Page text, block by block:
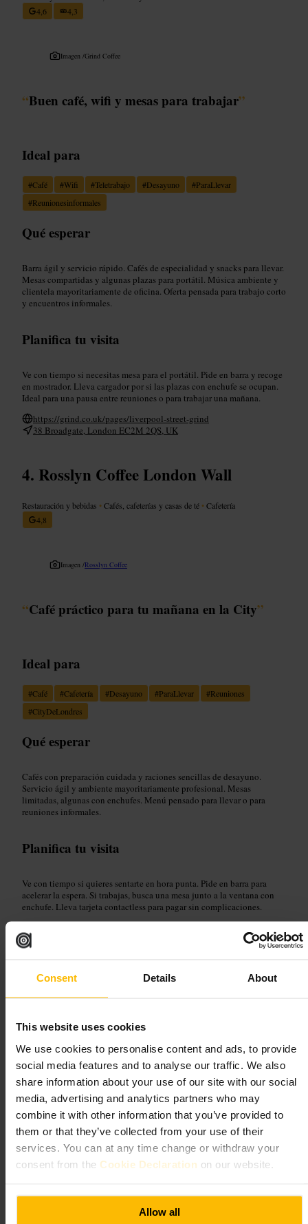
Consent Details About
This website uses cookies
We use cookies to personalise content and ads, to provide
social media features and to analyse our traffic. We also
share information about your use of our site with our social
media, advertising and analytics partners who may
combine it with other information that you’ve provided to
them or that they’ve collected from your use of their
services. You can at any time change or withdraw your
consent from the Cookie Declaration on our website.
Allow all
4,6
4,3
Imagen /Grind Coffee
“Buen café, wifi y mesas para trabajar”
Ideal para
#Café #Wifi #Teletrabajo #Desayuno #ParaLlevar
#Reunionesinformales
Qué esperar
Barra ágil y servicio rápido. Cafés de especialidad y snacks para llevar.
Mesas compartidas y algunas plazas para portátil. Música ambiente y
clientela mayoritariamente de oficina. Oferta pensada para trabajo corto
y encuentros informales.
Planifica tu visita
Ve con tiempo si necesitas mesa para el portátil. Pide en barra y recoge
en mostrador. Lleva cargador por si las plazas con enchufe se ocupan.
Ideal para una pausa entre reuniones o para trabajar una mañana.
https://grind.co.uk/pages/liverpool-street-grind
38 Broadgate, London EC2M 2QS, UK
Rosslyn Coffee London Wall
Restauración y bebidas •Cafés, cafeterías y casas de té •Cafetería
4,8
Imagen /Rosslyn Coffee
“Café práctico para tu mañana en la City”
Ideal para
#Café #Cafetería #Desayuno #ParaLlevar #Reuniones
#CityDeLondres
Qué esperar
Cafés con preparación cuidada y raciones sencillas de desayuno.
Servicio ágil y ambiente mayoritariamente profesional. Mesas
limitadas, algunas con enchufes. Menú pensado para llevar o para
reuniones informales.
Planifica tu visita
Ve con tiempo si quieres sentarte en hora punta. Pide en barra para
acelerar la espera. Si trabajas, busca una mesa junto a la ventana con
enchufe. Lleva tarjeta contactless para pagar sin complicaciones.
Savoy Cafe & Kitchen
4,6
4,5
“Brunch sencillo y café de confianza en
Whitechapel”
Whitechapel